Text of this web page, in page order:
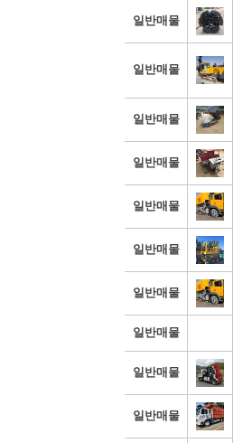
일반매물
일반매물
일반매물
일반매물
일반매물
일반매물
일반매물
일반매물
일반매물
일반매물